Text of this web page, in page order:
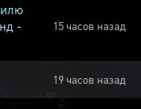
-
15 часов назад
19 часов назад